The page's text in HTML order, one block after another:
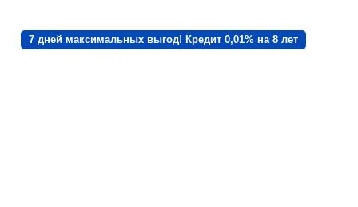
7 дней максимальных выгод! Кредит 0,01% на 8 лет